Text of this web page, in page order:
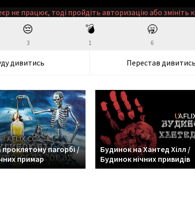
не працює, тоді пройдіть авторизацію або змініть
😔
3
💣
1
🥱
6
дивитись Перестав дивитись
пагорбі /
примар
Будинок на Хантед Хілл /
Будинок нічних привидів